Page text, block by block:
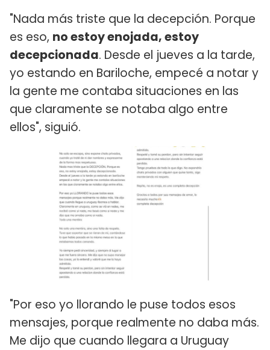
"Nada más triste que la decepción. Porque
es eso, no estoy enojada, estoy
decepcionada. Desde el jueves a la tarde,
yo estando en Bariloche, empecé a notar y
la gente me contaba situaciones en las
que claramente se notaba algo entre
ellos", siguió.
"Por eso yo llorando le puse todos esos
mensajes, porque realmente no daba más.
Me dijo que cuando llegara a Uruguay